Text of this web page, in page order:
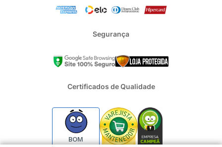
Segurança
Certificados de Qualidade
BOM